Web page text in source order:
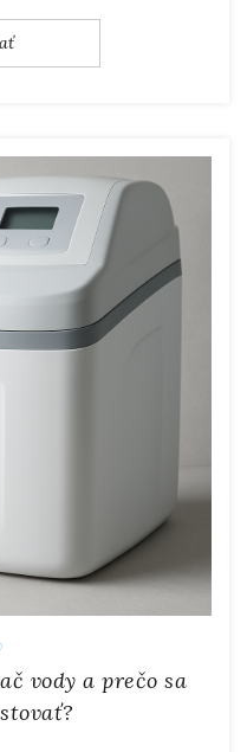
vody a prečo sa